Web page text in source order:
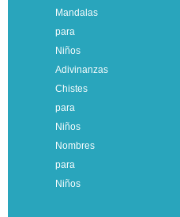
Mandalas
para
Niños
Adivinanzas
Chistes
para
Niños
Nombres
para
Niños